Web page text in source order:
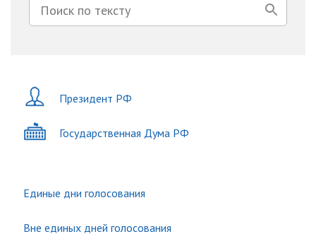
Президент РФ
Государственная Дума РФ
Единые дни голосования
Вне единых дней голосования